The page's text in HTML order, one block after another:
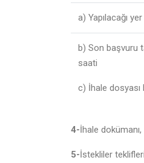
a) Yapılacağı yer
b) Son başvuru
saati
c) İhale dosyası
4-İhale
5-İstekliler